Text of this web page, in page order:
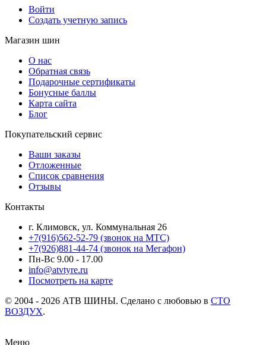
Войти
Создать учетную запись
Магазин шин
О нас
Обратная связь
Подарочные сертификаты
Бонусные баллы
Карта сайта
Блог
Покупательский сервис
Ваши заказы
Отложенные
Список сравнения
Отзывы
Контакты
г. Климовск, ул. Коммунальная 26
+7(916)562-52-79 (звонок на МТС)
+7(926)881-44-74 (звонок на Мегафон)
Пн-Вс 9.00 - 17.00
info@atvtyre.ru
Посмотреть на карте
© 2004 - 2026 АТВ ШИНЫ. Сделано с любовью в СТО
ВОЗДУХ.
Меню